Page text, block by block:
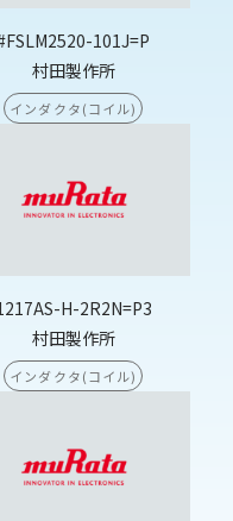
101J=P
村田製作所
インダクタ(コイル)
H-2R2N=P3
村田製作所
インダクタ(コイル)